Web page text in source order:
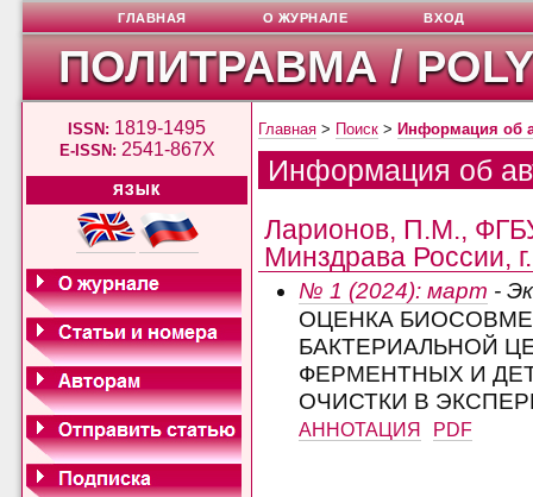
ПОЛИТРАВМА /
ISSN: 1819-1495
E-ISSN: 2541-867X
ЯЗЫК
ГЛАВНАЯ О ЖУРНАЛЕ ВХОД
Главная > Поиск > Информация об
Информация об
Ларионов, П.М.,
Минздрава России,
№ 1 (2024): март -
ОЦЕНКА
БАКТЕРИАЛЬНОЙ
ФЕРМЕНТНЫХ И
ОЧИСТКИ В
АННОТАЦИЯ PDF